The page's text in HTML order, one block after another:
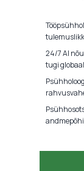
24/7 AI
tugi